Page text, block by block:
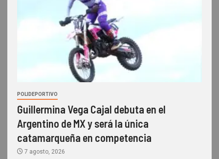
POLIDEPORTIVO
Guillermina Vega Cajal debuta en el
Argentino de MX y será la única
catamarqueña en competencia
7 agosto, 2026